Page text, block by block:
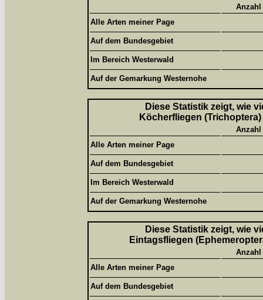
Alle Arten meiner Page
Auf dem Bundesgebiet
Im Bereich Westerwald
Auf der Gemarkung Westernohe
Diese Statistik zeigt, wie
Köcherfliegen
Alle Arten meiner Page
Auf dem Bundesgebiet
Im Bereich Westerwald
Auf der Gemarkung Westernohe
Diese Statistik zeigt, wie
Eintagsfliegen
Alle Arten meiner Page
Auf dem Bundesgebiet